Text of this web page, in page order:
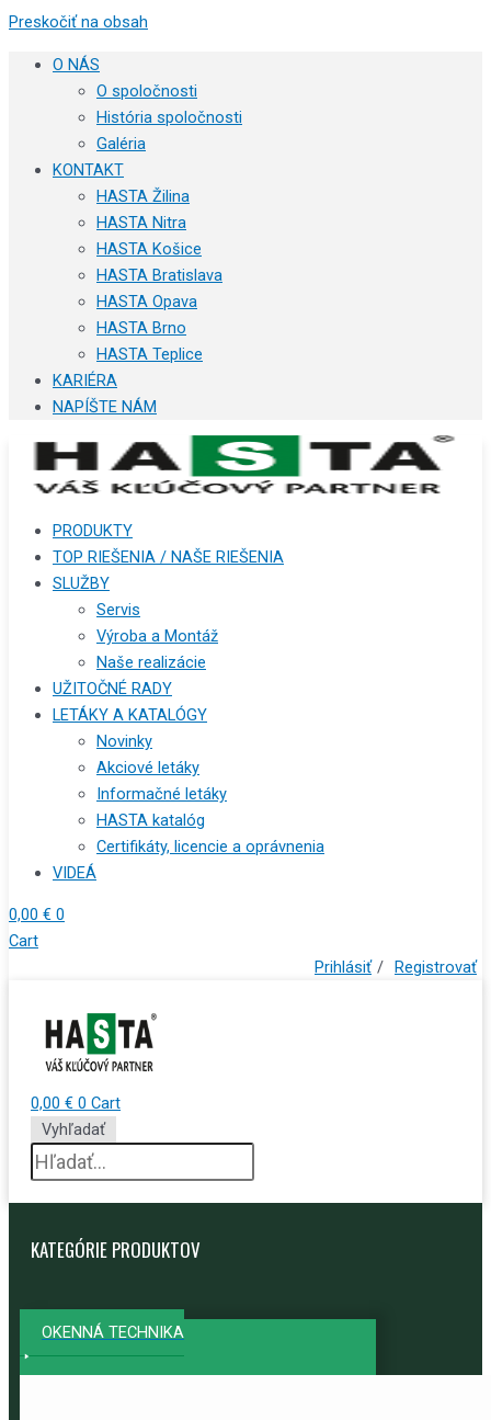
Preskočiť na obsah
O NÁS
O spoločnosti
História spoločnosti
Galéria
KONTAKT
HASTA Žilina
HASTA Nitra
HASTA Košice
HASTA Bratislava
HASTA Opava
HASTA Brno
HASTA Teplice
KARIÉRA
NAPÍŠTE NÁM
PRODUKTY
TOP RIEŠENIA / NAŠE RIEŠENIA
SLUŽBY
Servis
Výroba a Montáž
Naše realizácie
UŽITOČNÉ RADY
LETÁKY A KATALÓGY
Novinky
Akciové letáky
Informačné letáky
HASTA katalóg
Certifikáty, licencie a oprávnenia
VIDEÁ
0,00 € 0
Cart
Prihlásiť / Registrovať
0,00 € 0 Cart
Vyhľadať
KATEGÓRIE PRODUKTOV
OKENNÁ TECHNIKA